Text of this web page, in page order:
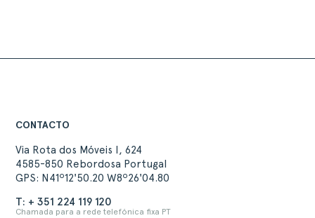
CONTACTO
Via Rota dos Móveis I, 624
4585-850 Rebordosa Portugal
GPS: N41º12'50.20 W8º26'04.80
T: + 351 224 119 120
Chamada para a rede telefónica fixa PT